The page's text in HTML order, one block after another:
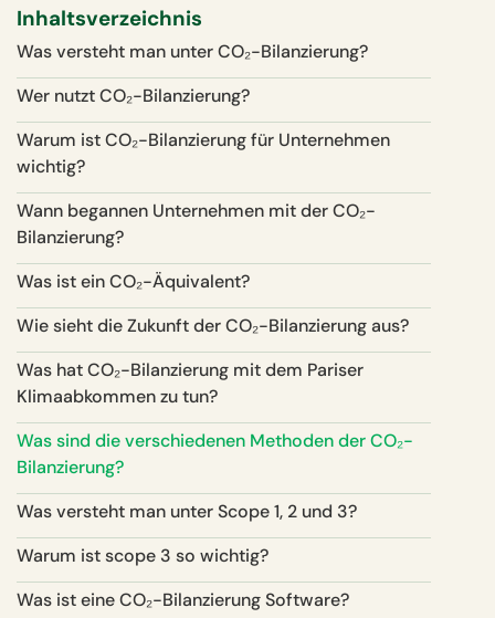
Inhaltsverzeichnis
Was versteht man unter CO₂-Bilanzierung?
Wer nutzt CO₂-Bilanzierung?
Warum ist CO₂-Bilanzierung für Unternehmen
wichtig?
Wann begannen Unternehmen mit der CO₂-
Bilanzierung?
Was ist ein CO₂-Äquivalent?
Wie sieht die Zukunft der CO₂-Bilanzierung aus?
Was hat CO₂-Bilanzierung mit dem Pariser
Klimaabkommen zu tun?
Was sind die verschiedenen Methoden der CO₂-
Bilanzierung?
Was versteht man unter Scope 1, 2 und 3?
Warum ist scope 3 so wichtig?
Was ist eine CO₂-Bilanzierung Software?